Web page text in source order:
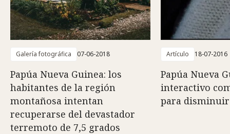
Galería fotográfica 07-06-2018
Papúa Nueva Guinea: los
habitantes de la región
montañosa intentan
recuperarse del devastador
terremoto de 7,5 grados
Artículo 18-07-2016
Papúa Nueva
interactivo
para